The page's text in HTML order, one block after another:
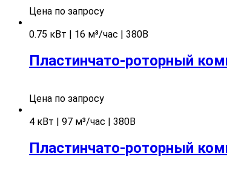
Цена по запросу
0.75 кВт | 16 м³/час | 380В
Пластинчато-роторный
Цена по запросу
4 кВт | 97 м³/час | 380В
Пластинчато-роторный